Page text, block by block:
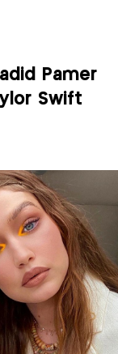
Pamer
Swift